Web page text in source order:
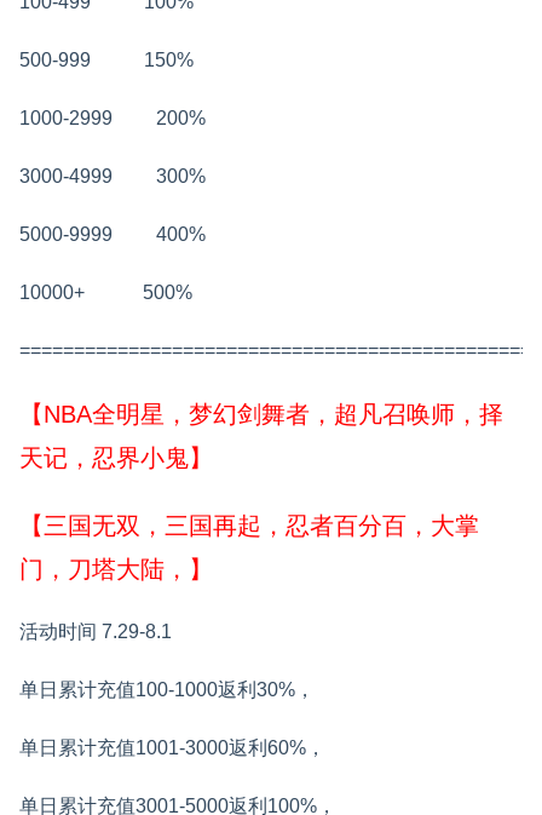
500-999 150%
1000-2999 200%
3000-4999 300%
5000-9999 400%
10000+ 500%
【NBA全明星，梦幻剑舞者，超凡召唤师，择
天记，忍界小鬼】
【三国无双，三国再起，忍者百分百，大掌
门，刀塔大陆，】
活动时间 7.29-8.1
单日累计充值100-1000返利30%，
单日累计充值1001-3000返利60%，
单日累计充值3001-5000返利100%，